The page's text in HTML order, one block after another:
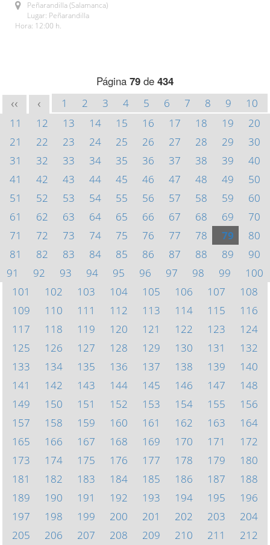
Peñarandilla (Salamanca)
Lugar: Peñarandilla
Hora: 12:00 h.
Página 79 de 434
<< < 1 2 3 4 5 6 7 8 9
10
11
12 13 14 15 16 17 18 19
20
21
22 23 24 25 26 27 28 29
30
31
32 33 34 35 36 37 38 39
40
41
42 43 44 45 46 47 48 49
50
51
52 53 54 55 56 57 58 59
60
61
62 63 64 65 66 67 68 69
70
71
72 73 74 75 76 77 78 79
80
81
82 83 84 85 86 87 88 89
90
91
92 93 94 95 96 97 98 99
100
101
102 103 104 105 106 107
108
109
110 111 112 113 114 115
116
117
118 119 120 121 122 123
124
125
126 127 128 129 130 131
132
133
134 135 136 137 138 139
140
141
142 143 144 145 146 147
148
149
150 151 152 153 154 155
156
157
158 159 160 161 162 163
164
165
166 167 168 169 170 171
172
173
174 175 176 177 178 179
180
181
182 183 184 185 186 187
188
189
190 191 192 193 194 195
196
197
198 199 200 201 202 203
204
205
206 207 208 209 210 211
212